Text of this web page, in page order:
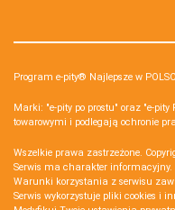
Program e-pity® Najlepsze w
Marki: "e-pity po prostu" oraz "e-
towarowymi i podlegają ochronie
Wszelkie prawa zastrzeżone.
Serwis ma charakter informacyjny.
Warunki korzystania z serwisu
Serwis wykorzystuje pliki cookies i